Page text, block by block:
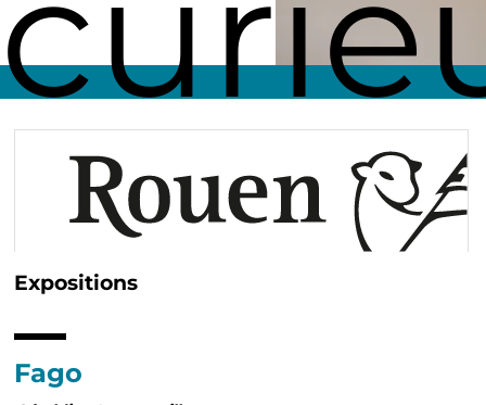
Fil
d'Ariane
Expositions
Fago